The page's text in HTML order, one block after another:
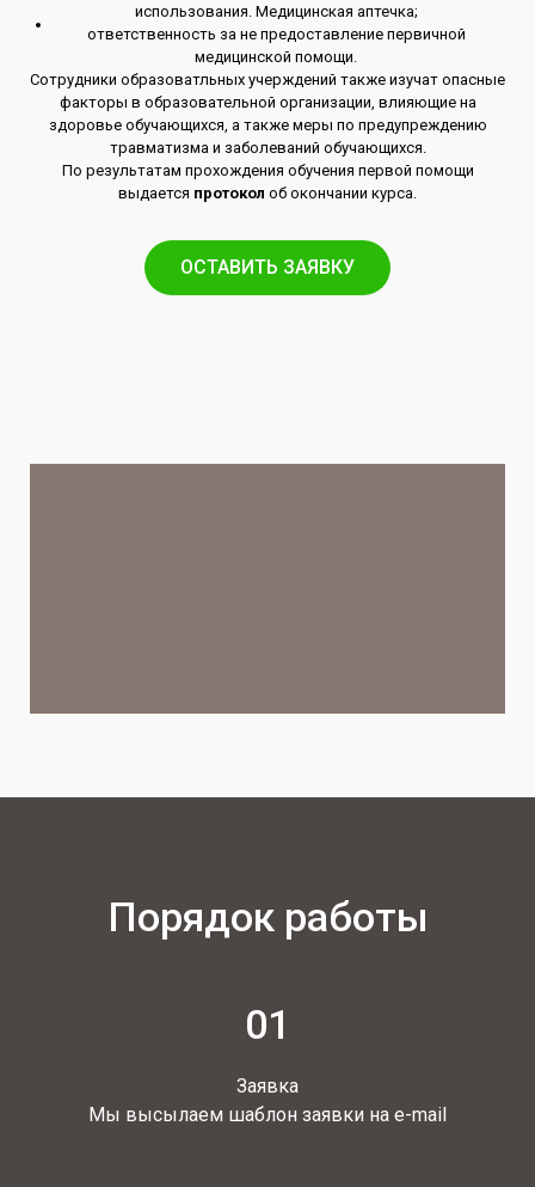
использования. Медицинская аптечка;
ответственность за не предоставление первичной
медицинской помощи.
Сотрудники образоватльных учерждений также изучат опасные
факторы в образовательной организации, влияющие на
здоровье обучающихся, а также меры по предупреждению
травматизма и заболеваний обучающихся.
По результатам прохождения обучения первой помощи
выдается протокол об окончании курса.
ОСТАВИТЬ ЗАЯВКУ​
Порядок работы
01
Заявка
Мы высылаем шаблон заявки на e-mail